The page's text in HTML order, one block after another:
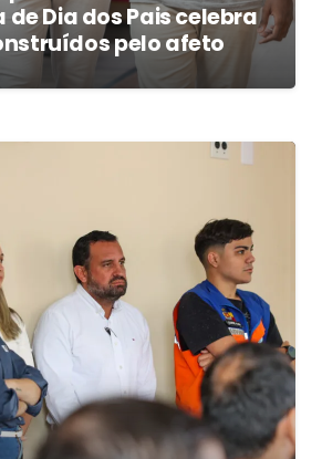
Dia dos Pais celebra
pelo afeto